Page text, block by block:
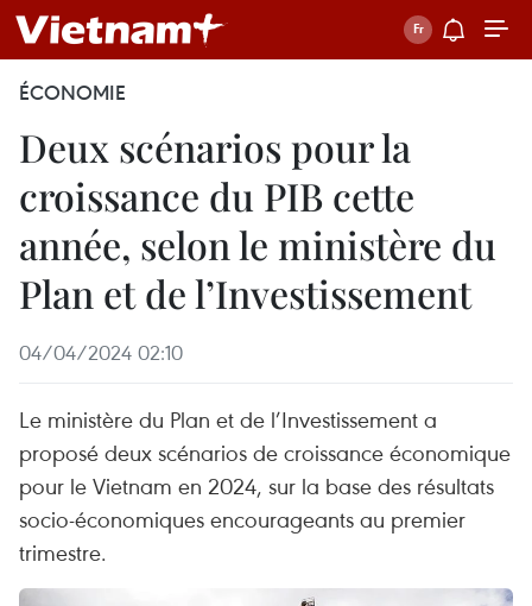
ÉCONOMIE
Deux scénarios pour la
croissance du PIB cette
année, selon le ministère du
Plan et de l’Investissement
04/04/2024 02:10
Le ministère du Plan et de l’Investissement a
proposé deux scénarios de croissance économique
pour le Vietnam en 2024, sur la base des résultats
socio-économiques encourageants au premier
trimestre.